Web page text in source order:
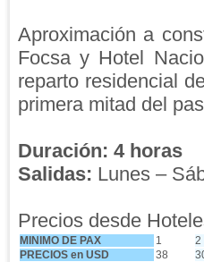
Aproximación a
Focsa y Hotel
reparto residencial
primera mitad del
Duración: 4 horas
Salidas: Lunes –
Precios desde
MINIMO DE PAX 1
2
PRECIOS en USD
38